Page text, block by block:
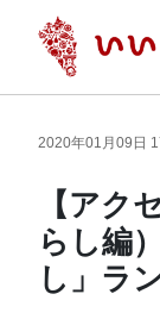
2020年01月09日
【アク
らし編
し」ラ